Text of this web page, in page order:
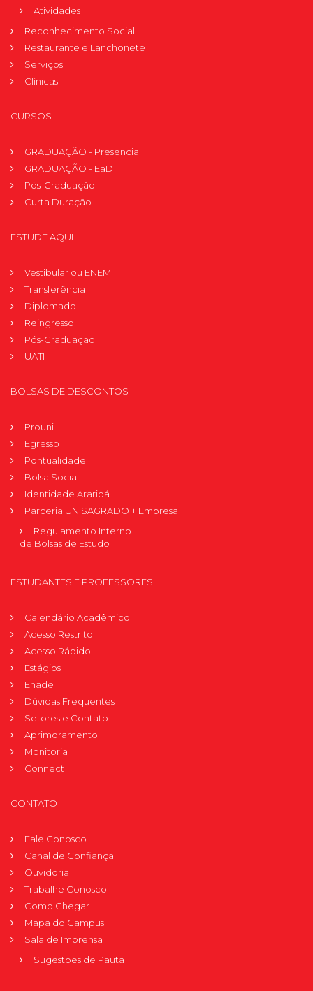
Atividades
Reconhecimento Social
Restaurante e Lanchonete
Serviços
Clínicas
CURSOS
GRADUAÇÃO - Presencial
GRADUAÇÃO - EaD
Pós-Graduação
Curta Duração
ESTUDE AQUI
Vestibular ou ENEM
Transferência
Diplomado
Reingresso
Pós-Graduação
UATI
BOLSAS DE DESCONTOS
Prouni
Egresso
Pontualidade
Bolsa Social
Identidade Araribá
Parceria UNISAGRADO + Empresa
Regulamento Interno
de Bolsas de Estudo
ESTUDANTES E PROFESSORES
Calendário Acadêmico
Acesso Restrito
Acesso Rápido
Estágios
Enade
Dúvidas Frequentes
Setores e Contato
Aprimoramento
Monitoria
Connect
CONTATO
Fale Conosco
Canal de Confiança
Ouvidoria
Trabalhe Conosco
Como Chegar
Mapa do Campus
Sala de Imprensa
Sugestões de Pauta